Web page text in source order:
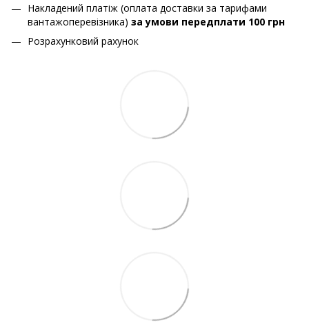
Накладений платіж (оплата доставки за тарифами
вантажоперевізника) за умови передплати 100 грн
Розрахунковий рахунок